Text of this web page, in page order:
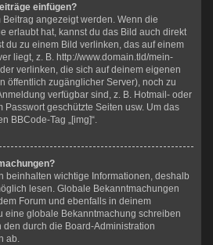
einfügen?
angezeigt werden. Wenn die
erlaubt hat, kannst du das Bild auch direkt
du zu einem Bild verlinken, das auf einem
liegt, z. B. http://www.domain.tld/mein-
verlinken, die sich auf deinem eigenen
öffentlich zugänglicher Server), noch zu
verfügbar sind, z. B. Hotmail- oder
Passwort geschützte Seiten usw. Um das
BBCode-Tag „[img]“.
beinhalten wichtige Informationen, deshalb
lesen. Globale Bekanntmachungen
Forum und ebenfalls in deinem
eine globale Bekanntmachung schreiben
den durch die Board-Administration
ab.